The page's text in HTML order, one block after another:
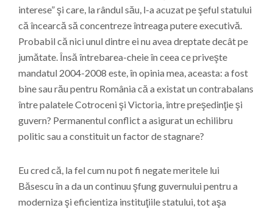
interese” şi care, la rândul său, l-a acuzat pe şeful statului
că încearcă să concentreze întreaga putere executivă.
Probabil că nici unul dintre ei nu avea dreptate decât pe
jumătate. Însă întrebarea-cheie în ceea ce priveşte
mandatul 2004-2008 este, în opinia mea, aceasta: a fost
bine sau rău pentru România că a existat un contrabalans
între palatele Cotroceni şi Victoria, între preşedinţie şi
guvern? Permanentul conflict a asigurat un echilibru
politic sau a constituit un factor de stagnare?
Eu cred că, la fel cum nu pot fi negate meritele lui
Băsescu în a da un continuu şfung guvernului pentru a
moderniza şi eficientiza instituţiile statului, tot aşa